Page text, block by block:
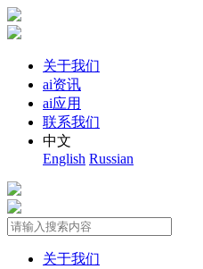
关于我们
ai资讯
ai应用
联系我们
中文
English Russian
关于我们